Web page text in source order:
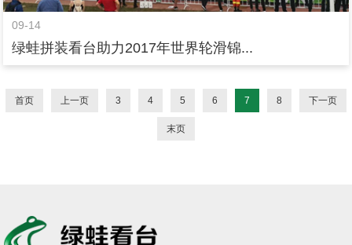
09-14
绿蛙拼装看台助力2017年世界轮滑锦...
首页 上一页 3 4 5 6 7 8 下一页
末页